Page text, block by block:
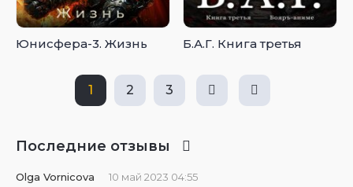
Юнисфера-3. Жизнь Б.А.Г. Книга третья
1 2 3
Последние отзывы
Olga Vornicova 10 май 2023 04:55